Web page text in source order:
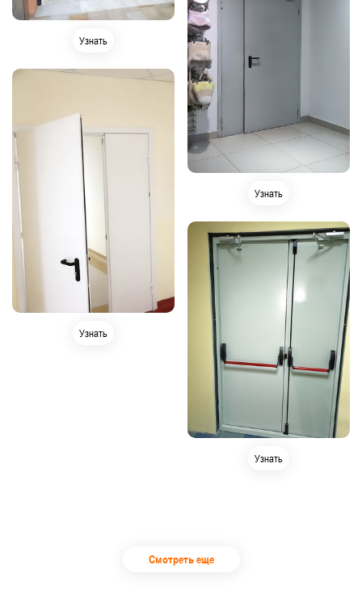
Узнать
Узнать
Узнать
Узнать
Смотреть еще